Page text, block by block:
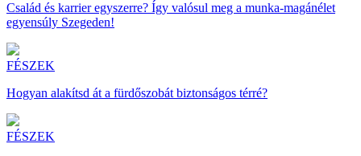
Család és karrier egyszerre? Így valósul meg a munka-magánélet
egyensúly Szegeden!
FÉSZEK
Hogyan alakítsd át a fürdőszobát biztonságos térré?
FÉSZEK